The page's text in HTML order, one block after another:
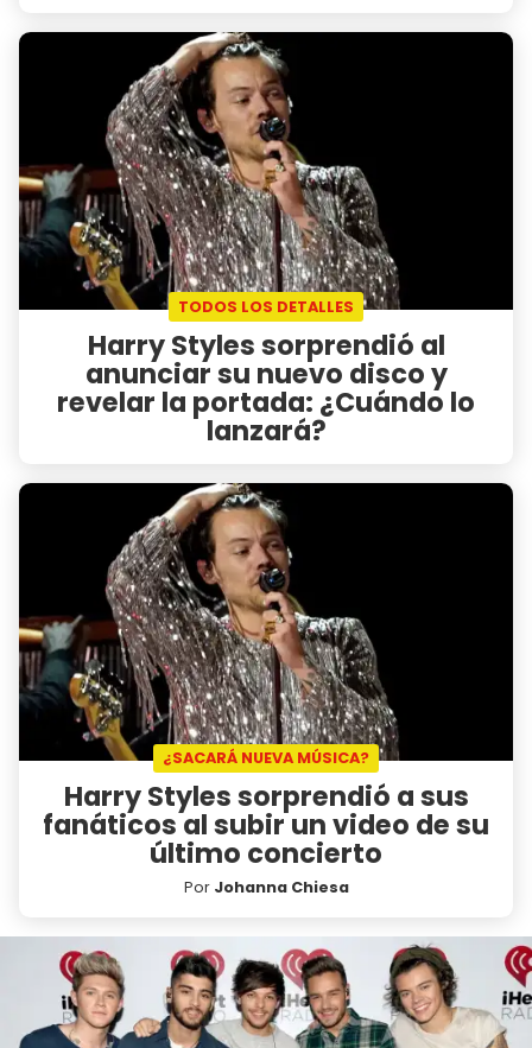
TODOS LOS DETALLES
Harry Styles sorprendió al
anunciar su nuevo disco y
revelar la portada: ¿Cuándo lo
lanzará?
¿SACARÁ NUEVA MÚSICA?
Harry Styles sorprendió a sus
fanáticos al subir un video de su
último concierto
Por Johanna Chiesa